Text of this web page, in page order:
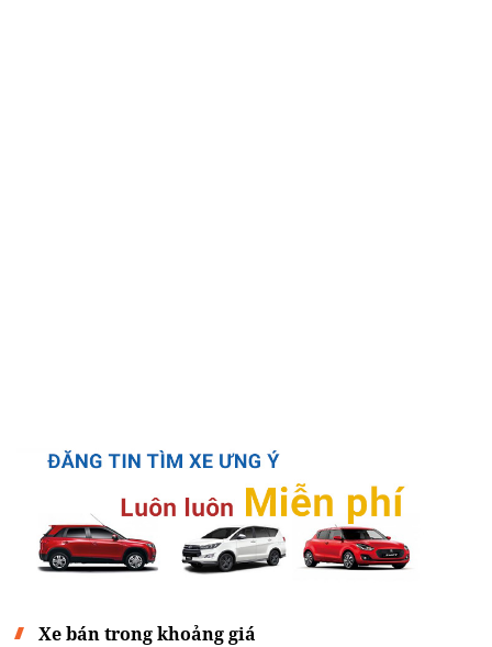
Xe bán trong khoảng giá